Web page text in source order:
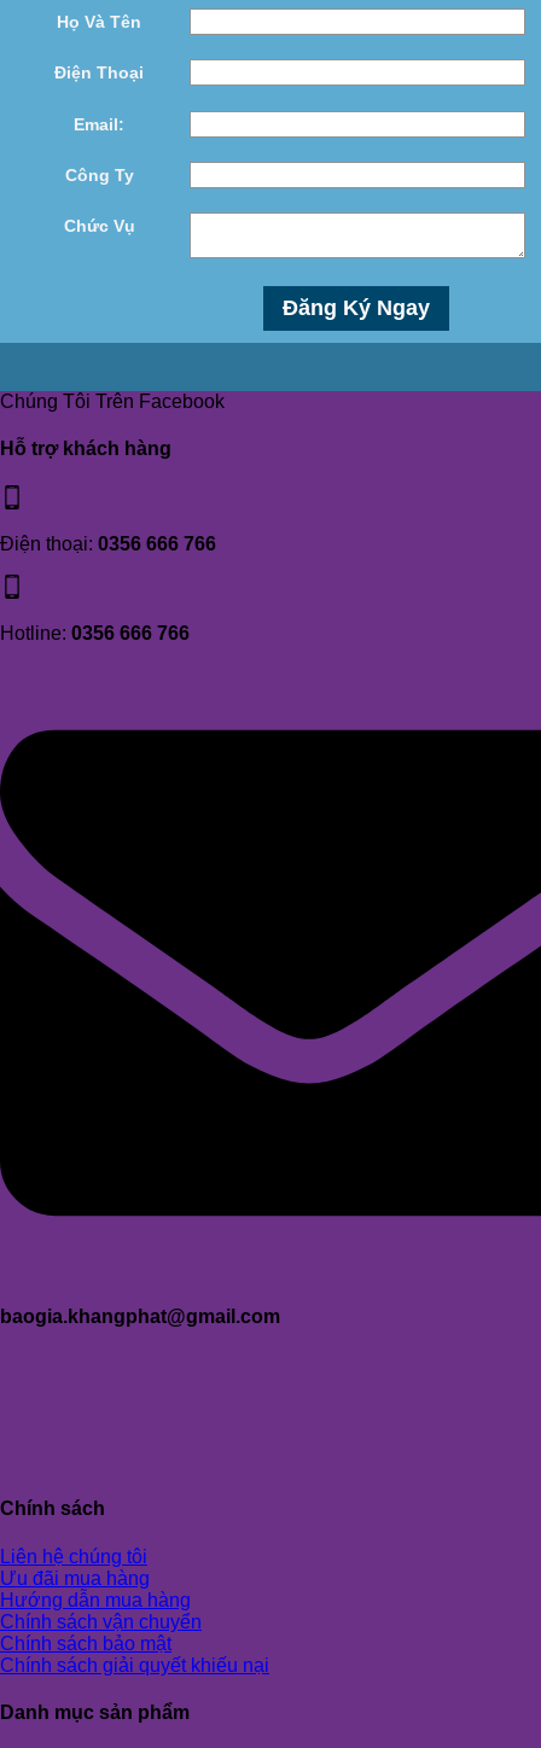
Họ Và Tên
Điện Thoại
Email:
Công Ty
Chức Vụ
Chúng Tôi Trên Facebook
Hỗ trợ khách hàng
Điện thoại: 0356 666 766
Hotline: 0356 666 766
baogia.khangphat@gmail.com
Chính sách
Liên hệ chúng tôi
Ưu đãi mua hàng
Hướng dẫn mua hàng
Chính sách vận chuyển
Chính sách bảo mật
Chính sách giải quyết khiếu nại
Danh mục sản phẩm